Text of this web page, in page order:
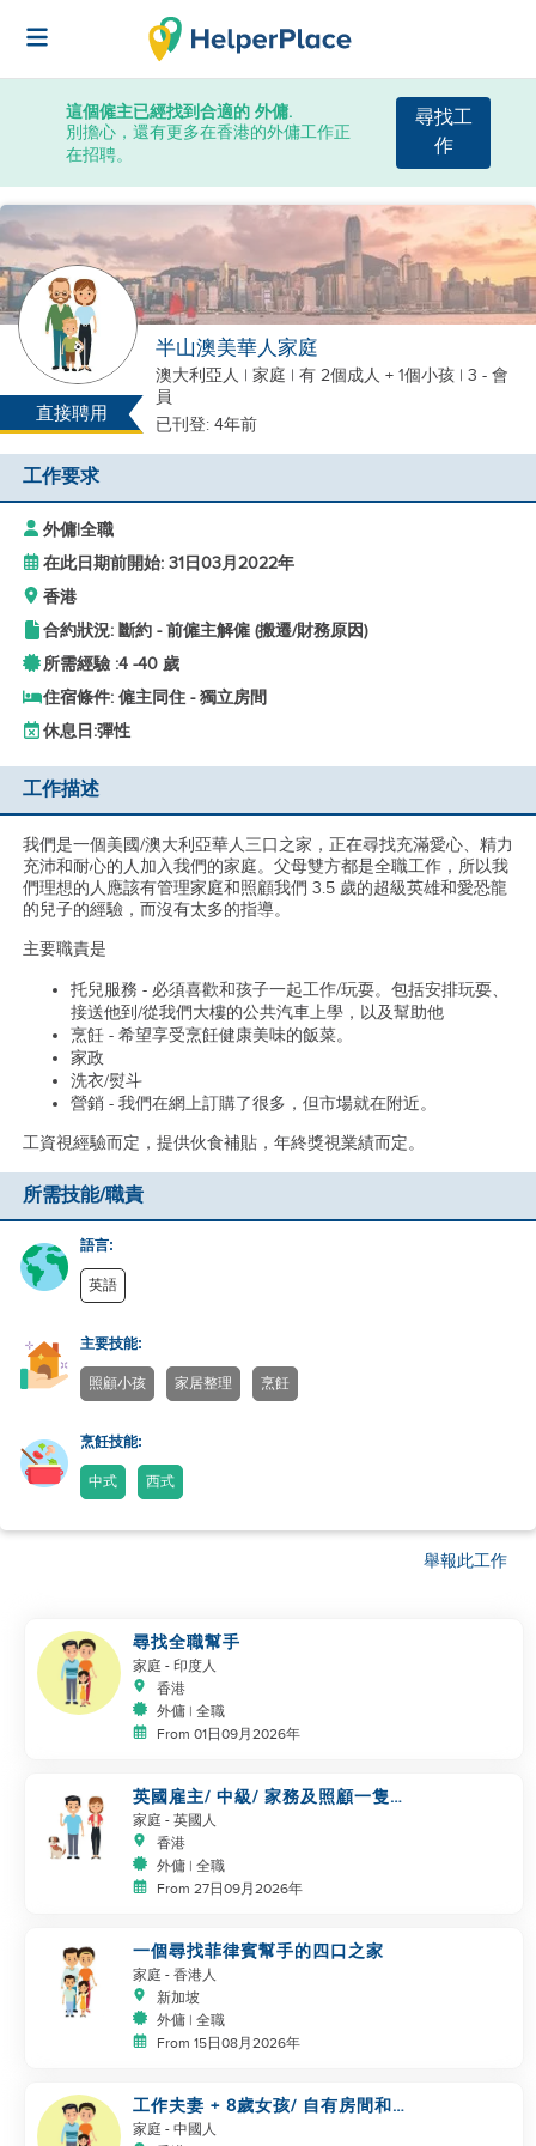
這個僱主已經找到合適的 外傭.
別擔心，還有更多在香港的外傭工作正
在招聘。
尋找工
作
直接聘用
半山澳美華人家庭
澳大利亞人 | 家庭 | 有 2個成人 + 1個小孩 | 3 - 會
員
已刊登: 4年前
工作要求
外傭|全職
在此日期前開始: 31日03月2022年
香港
合約狀況: 斷約 - 前僱主解僱 (搬遷/財務原因)
所需經驗 :4 -40 歲
住宿條件: 僱主同住 - 獨立房間
休息日:彈性
工作描述
我們是一個美國/澳大利亞華人三口之家，正在尋找充滿愛心、精力
充沛和耐心的人加入我們的家庭。父母雙方都是全職工作，所以我
們理想的人應該有管理家庭和照顧我們 3.5 歲的超級英雄和愛恐龍
的兒子的經驗，而沒有太多的指導。
主要職責是
托兒服務 - 必須喜歡和孩子一起工作/玩耍。包括安排玩耍、
接送他到/從我們大樓的公共汽車上學，以及幫助他
烹飪 - 希望享受烹飪健康美味的飯菜。
家政
洗衣/熨斗
營銷 - 我們在網上訂購了很多，但市場就在附近。
工資視經驗而定，提供伙食補貼，年終獎視業績而定。
所需技能/職責
語言:
英語
主要技能:
照顧小孩 家居整理 烹飪
烹飪技能:
中式 西式
舉報此工作
尋找全職幫手
家庭 - 印度人
香港
外傭 | 全職
From 01日09月2026年
英國雇主/ 中級/ 家務及照顧一隻
狗
家庭 - 英國人
香港
外傭 | 全職
From 27日09月2026年
一個尋找菲律賓幫手的四口之家
家庭 - 香港人
新加坡
外傭 | 全職
From 15日08月2026年
工作夫妻 + 8歲女孩/ 自有房間和
洗手間/ 5500-6000
家庭 - 中國人